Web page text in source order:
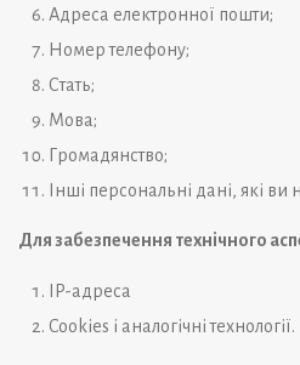
Адреса електронної пошти;
Номер телефону;
Стать;
Мова;
Громадянство;
Інші персональні дані, які ви
Для забезпечення технічного
IP-адреса
Cookies і аналогічні технології.